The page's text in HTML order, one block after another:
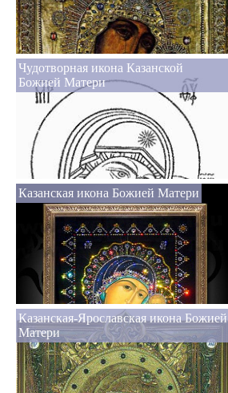
Чудотворная икона Казанской
Божией Матери
Казанская икона Божией Матери
Казанская-Ярославская икона Божией
Матери